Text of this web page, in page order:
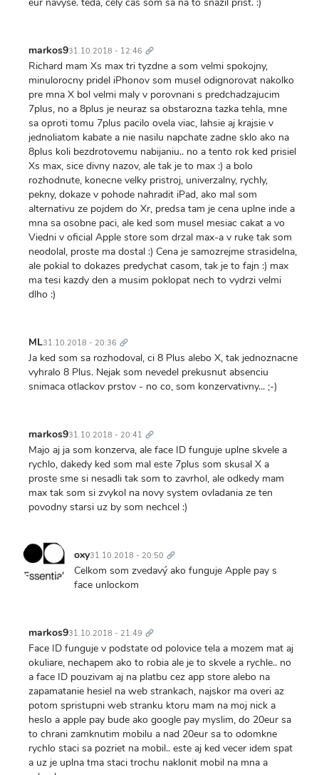
markos931.10.2018 - 12:46 odkaz
Richard mam Xs max tri tyzdne a som velmi spokojny,
minulorocny pridel iPhonov som musel odignorovat nakolko
pre mna X bol velmi maly v porovnani s predchadzajucim
7plus, no a 8plus je neuraz sa obstarozna tazka tehla, mne
sa oproti tomu 7plus pacilo ovela viac, lahsie aj krajsie v
jednoliatom kabate a nie nasilu napchate zadne sklo ako na
8plus koli bezdrotovemu nabijaniu.. no a tento rok ked prisiel
Xs max, sice divny nazov, ale tak je to max :) a bolo
rozhodnute, konecne velky pristroj, univerzalny, rychly,
pekny, dokaze v pohode nahradit iPad, ako mal som
alternativu ze pojdem do Xr, predsa tam je cena uplne inde a
mna sa osobne paci, ale ked som musel mesiac cakat a vo
Viedni v oficial Apple store som drzal max-a v ruke tak som
neodolal, proste ma dostal :) Cena je samozrejme strasidelna,
ale pokial to dokazes predychat casom, tak je to fajn :) max
ma tesi kazdy den a musim poklopat nech to vydrzi velmi
dlho :)
ML31.10.2018 - 20:36 odkaz
Ja ked som sa rozhodoval, ci 8 Plus alebo X, tak jednoznacne
vyhralo 8 Plus. Nejak som nevedel prekusnut absenciu
snimaca otlackov prstov - no co, som konzervativny... ;-)
markos931.10.2018 - 20:41 odkaz
Majo aj ja som konzerva, ale face ID funguje uplne skvele a
rychlo, dakedy ked som mal este 7plus som skusal X a
proste sme si nesadli tak som to zavrhol, ale odkedy mam
max tak som si zvykol na novy system ovladania ze ten
povodny starsi uz by som nechcel :)
oxy31.10.2018 - 20:50 odkaz
Celkom som zvedavý ako funguje Apple pay s
face unlockom
markos931.10.2018 - 21:49 odkaz
Face ID funguje v podstate od polovice tela a mozem mat aj
okuliare, nechapem ako to robia ale je to skvele a rychle.. no
a face ID pouzivam aj na platbu cez app store alebo na
zapamatanie hesiel na web strankach, najskor ma overi az
potom spristupni web stranku ktoru mam na moj nick a
heslo a apple pay bude ako google pay myslim, do 20eur sa
to chrani zamknutim mobilu a nad 20eur sa to odomkne
rychlo staci sa pozriet na mobil.. este aj ked vecer idem spat
a uz je uplna tma staci trochu naklonit mobil na mna a